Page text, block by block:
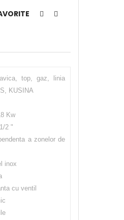
top, gaz, linia
KUSINA
Kw
2 "
a zonelor de
inox
cu ventil